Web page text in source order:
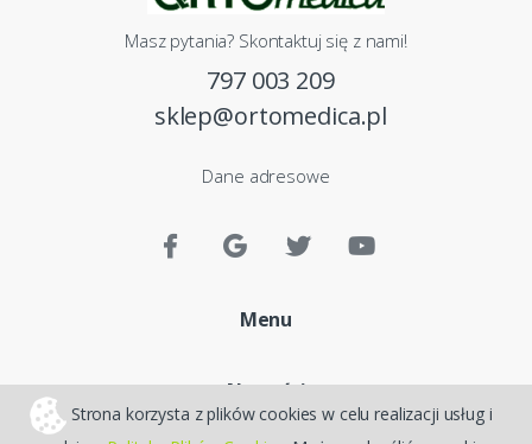
Strona korzysta z plików cookies w celu realizacji usług i
Masz pytania? Skontaktuj się z nami!
797 003 209
sklep@ortomedica.pl
Dane adresowe
Menu
Nowości